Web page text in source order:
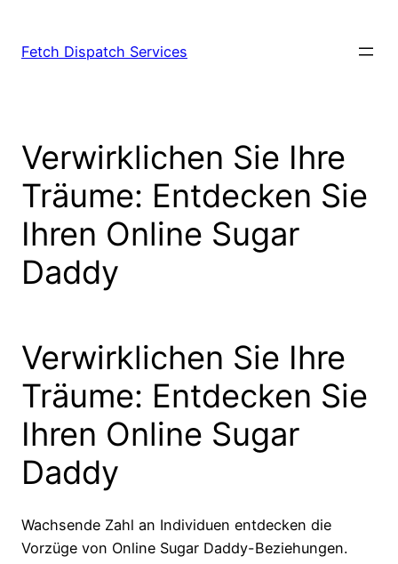
Fetch Dispatch Services
Verwirklichen Sie Ihre
Träume: Entdecken Sie
Ihren Online Sugar
Daddy
Verwirklichen Sie Ihre
Träume: Entdecken Sie
Ihren Online Sugar
Daddy
Wachsende Zahl an Individuen entdecken die
Vorzüge von Online Sugar Daddy-Beziehungen.